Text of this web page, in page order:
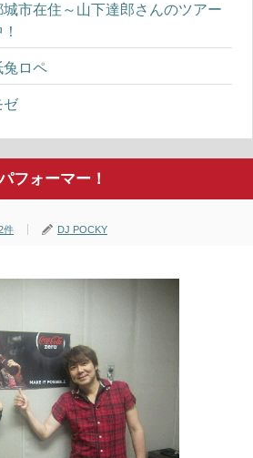
市在住～山下達郎さんのツアー
兔ロペ
ゼ
フォーマー！
件 DJ POCKY